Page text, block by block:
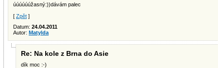
úúúúúúžasný:))dávám palec
[ Zpět ]
Datum: 24.04.2011
Autor: Matylda
Re: Na kole z Brna do Asie
dík moc :-)